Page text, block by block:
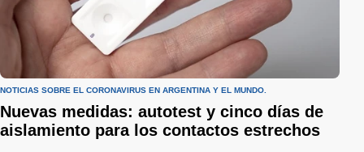
NOTICIAS SOBRE EL CORONAVIRUS EN ARGENTINA Y EL MUNDO.
Nuevas medidas: autotest y cinco días de
aislamiento para los contactos estrechos